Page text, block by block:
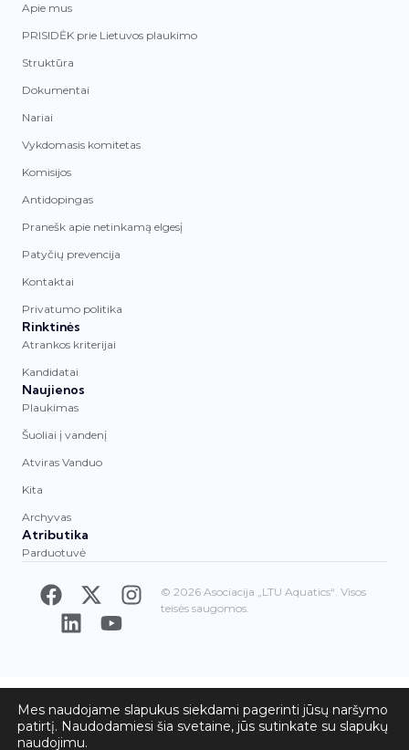
Apie mus
PRISIDĖK prie Lietuvos plaukimo
Struktūra
Dokumentai
Nariai
Vykdomasis komitetas
Komisijos
Antidopingas
Pranešk apie netinkamą elgesį
Patyčių prevencija
Kontaktai
Privatumo politika
Rinktinės
Atrankos kriterijai
Kandidatai
Naujienos
Plaukimas
Šuoliai į vandenį
Atviras Vanduo
Kita
Archyvas
Atributika
Parduotuvė
© 2026 Asociacija „LTU Aquatics“. Visos
teisės saugomos.
Mes naudojame slapukus siekdami pagerinti jūsų naršymo
patirtį. Naudodamiesi šia svetaine, jūs sutinkate su slapukų
naudojimu.